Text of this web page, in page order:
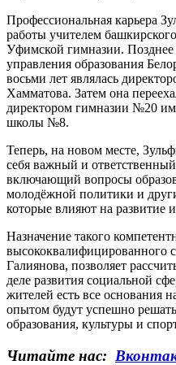
Профессиональная карьера
работы учителем
Уфимской гимназии.
управления образования
восьми лет являлась
Хамматова. Затем она
директором гимназии №20
школы №8.
Теперь, на новом месте,
себя важный и
включающий вопросы
молодёжной политики и
которые влияют на развитие
Назначение такого
высококвалифицированного
Галиянова, позволяет
деле развития социальной
жителей есть все основания
опытом будут успешно
образования, культуры и
Читайте нас: